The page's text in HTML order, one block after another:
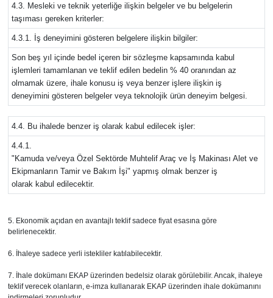
4.3. Mesleki ve teknik yeterliğe ilişkin belgeler ve bu belgelerin
taşıması gereken kriterler:
4.3.1. İş deneyimini gösteren belgelere ilişkin bilgiler:
Son beş yıl içinde bedel içeren bir sözleşme kapsamında kabul
işlemleri tamamlanan ve teklif edilen bedelin % 40 oranından az
olmamak üzere, ihale konusu iş veya benzer işlere ilişkin iş
deneyimini gösteren belgeler veya teknolojik ürün deneyim belgesi.
4.4. Bu ihalede benzer iş olarak kabul edilecek işler:
4.4.1.
"Kamuda ve/veya Özel Sektörde Muhtelif Araç ve İş Makinası Alet ve
Ekipmanların Tamir ve Bakım İşi" yapmış olmak benzer iş
olarak kabul edilecektir.
5. Ekonomik açıdan en avantajlı teklif sadece fiyat esasına göre
belirlenecektir.
6. İhaleye sadece yerli istekliler katılabilecektir.
7. İhale dokümanı EKAP üzerinden bedelsiz olarak görülebilir. Ancak, ihaleye
teklif verecek olanların, e-imza kullanarak EKAP üzerinden ihale dokümanını